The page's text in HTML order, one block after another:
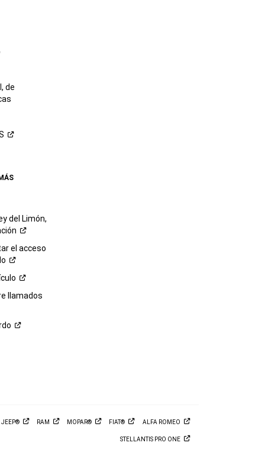
de
del Limón,
el acceso
llamados
JEEP® RAM MOPAR® FIAT® ALFA ROMEO
STELLANTIS PRO ONE